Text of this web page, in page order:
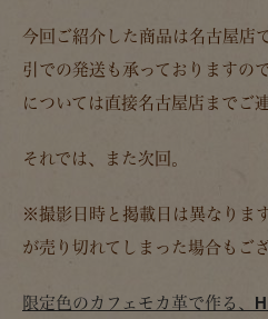
今回ご紹介した商品は名古屋店
引での発送も承っておりますの
については直接名古屋店までご
それでは、また次回。
※撮影日時と掲載日は異なりま
が売り切れてしまった場合もござ
限定色のカフェモカ革で作る、